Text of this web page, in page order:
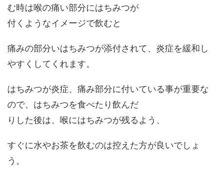
む時は喉の痛い部分にはちみつが
付くようなイメージで飲むと
痛みの部分いはちみつが添付されて、炎症を緩和し
やすくしてくれます。
はちみつが炎症、痛み部分に付いている事が重要な
ので、はちみつを食べたり飲んだ
りした後は、喉にはちみつが残るよう、
すぐに水やお茶を飲むのは控えた方が良いでしょ
う。